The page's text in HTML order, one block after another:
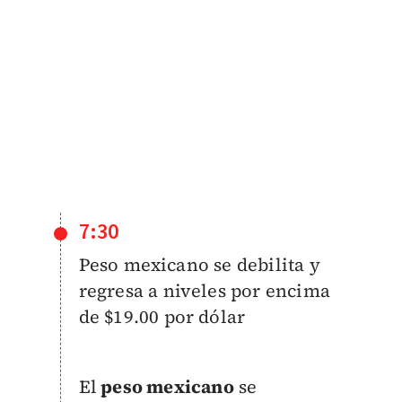
7:30
Peso mexicano se debilita y
regresa a niveles por encima
de $19.00 por dólar
Elpeso mexicanose